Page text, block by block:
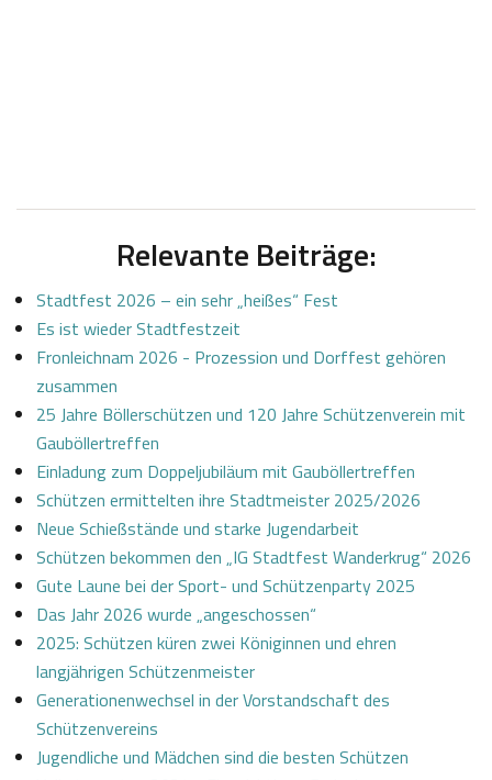
Relevante Beiträge:
Stadtfest 2026 – ein sehr „heißes“ Fest
Es ist wieder Stadtfestzeit
Fronleichnam 2026 - Prozession und Dorffest gehören
zusammen
25 Jahre Böllerschützen und 120 Jahre Schützenverein mit
Gauböllertreffen
Einladung zum Doppeljubiläum mit Gauböllertreffen
Schützen ermittelten ihre Stadtmeister 2025/2026
Neue Schießstände und starke Jugendarbeit
Schützen bekommen den „IG Stadtfest Wanderkrug“ 2026
Gute Laune bei der Sport- und Schützenparty 2025
Das Jahr 2026 wurde „angeschossen“
2025: Schützen küren zwei Königinnen und ehren
langjährigen Schützenmeister
Generationenwechsel in der Vorstandschaft des
Schützenvereins
Jugendliche und Mädchen sind die besten Schützen